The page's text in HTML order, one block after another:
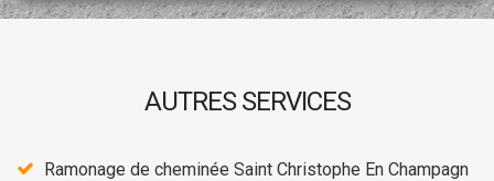
AUTRES SERVICES
Ramonage de cheminée Saint Christophe En Champagn